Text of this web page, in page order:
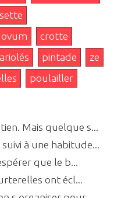
ovum
crotte
pintade
ze
poulailler
Mais quelque s...
à une habitude...
que le b...
ont écl...